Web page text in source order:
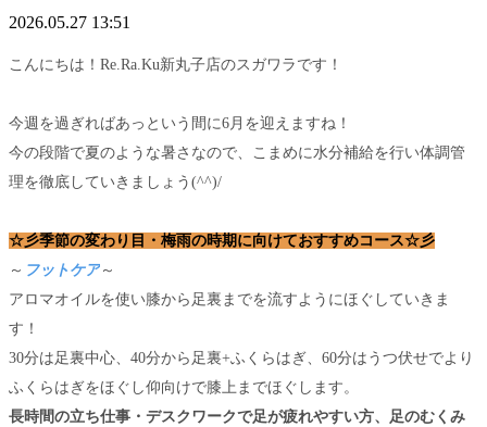
2026.05.27 13:51
こんにちは！Re.Ra.Ku新丸子店のスガワラです！
今週を過ぎればあっという間に6月を迎えますね！
今の段階で夏のような暑さなので、こまめに水分補給を行い体調管
理を徹底していきましょう(^^)/
☆彡季節の変わり目・梅雨の時期に向けておすすめコース☆彡
～ フットケア ～
アロマオイルを使い膝から足裏までを流すようにほぐしていきま
す！
30分は足裏中心、40分から足裏+ふくらはぎ、60分はうつ伏せでより
ふくらはぎをほぐし仰向けで膝上までほぐします。
長時間の立ち仕事・デスクワークで足が疲れやすい方、足のむくみ